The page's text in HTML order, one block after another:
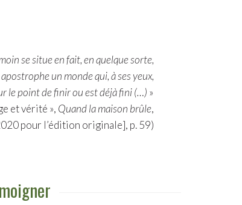
se situe en fait, en quelque sorte,
un monde qui, à ses yeux,
le point de finir ou est déjà fini (…) »
et vérité », Quand la maison brûle,
pour l’édition originale], p. 59)